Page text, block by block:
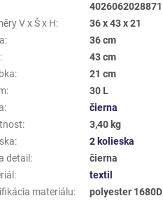
4026062028871
V x Š x H:
36 x 43 x 21
:
36 cm
:
43 cm
:
21 cm
:
30 L
:
čierna
:
3,40 kg
:
2 kolieska
detail :
čierna
:
textil
materiálu:
polyester 1680D